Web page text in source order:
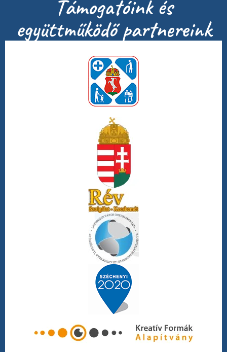
Támogatóink és
együttműködő partnereink